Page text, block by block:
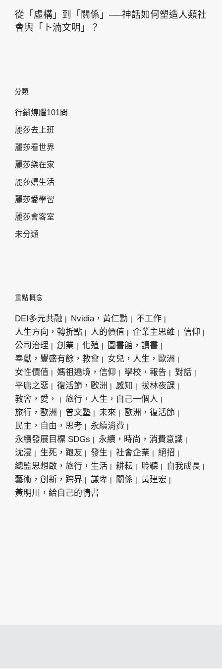
從「虛構」到「關係」──神話如何塑造人類社
會與「卜湳文明」？
分類
行銷燒腦101問
麗莎去上班
麗莎看世界
麗莎樂在家
麗莎嬉生活
麗莎愛學習
麗莎會客室
未分類
重點概念
DEI多元共融 Nvidia，黃仁勳
不工作
人生方向，轉折點
人的價值 企業主思維
信仰
公司治理
創業 化殖
圖書館，讀書
奉獻，豐盛有餘，教會
女兒，人生，歐洲
女性價值
媽祖遶境，信仰 學校，報告
對話
平庸之惡
復活節，歐洲 感知
拔林夜課
教會，愛，
旅行，人生，自己一個人
旅行，歐洲
曾文塾 未來
歐洲，復活節
民主，自由，思考
永續消費
永續發展目標 SDGs
永續，時尚，消費意識
沈浸
生死，跑友 發生 社會企業
絕招
總監思想啟，旅行，生活
耕耘 聆聽
自我成長
藝術，創新，跨界
謙卑 關係
黃建宏
黃明川，給自己的情書